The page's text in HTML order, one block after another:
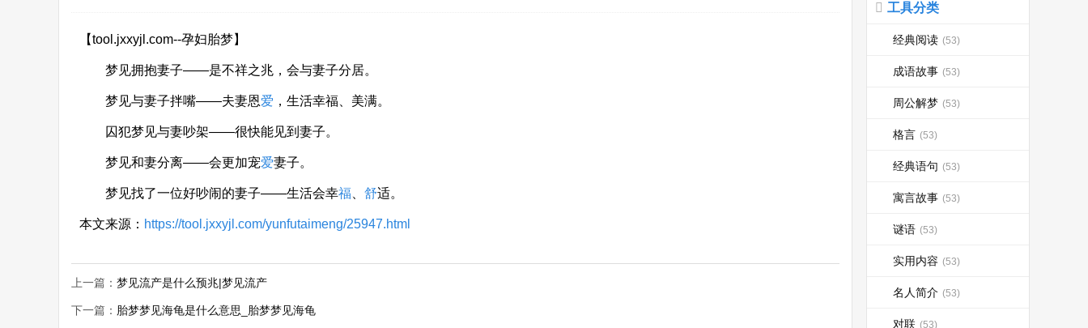
【tool.jxxyjl.com--孕妇胎梦】
梦见拥抱妻子——是不祥之兆，会与妻子分居。
梦见与妻子拌嘴——夫妻恩爱 ，生活幸福、美满。
囚犯梦见与妻吵架——很快能见到妻子。
梦见和妻分离——会更加宠爱妻子。
梦见找了一位好吵闹的妻子——生活会幸福 舒适。
本文来源： https://tool.jxxyjl.com/yunfutaimeng/25947.html
上一篇： 梦见流产是什么预兆|梦见流产
下一篇： 胎梦梦见海龟是什么意思_胎梦梦见海龟
工具分类
经典阅读 (53)
成语故事 (53)
周公解梦 (53)
格言 (53)
经典语句 (53)
寓言故事 (53)
谜语 (53)
实用内容 (53)
名人简介 (53)
对联 (53)